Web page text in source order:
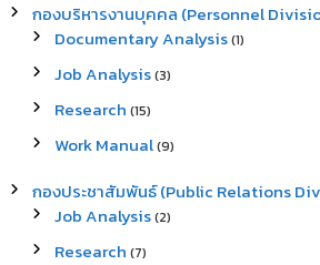
กองบริหารงานบุคคล (Personnel
Documentary Analysis(1)
Job Analysis(3)
Research (15)
Work Manual(9)
กองประชาสัมพันธ์ (Public Relations
Job Analysis(2)
Research (7)